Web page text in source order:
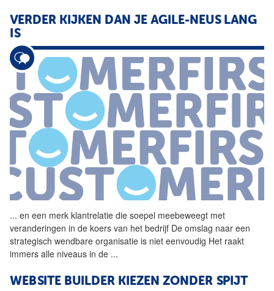
VERDER KIJKEN DAN JE AGILE-NEUS LANG
IS
... en een merk klantrelatie die soepel meebeweegt met
veranderingen in de koers van het bedrijf De omslag naar een
strategisch wendbare organisatie is niet eenvoudig Het raakt
immers alle niveaus in de ...
WEBSITE BUILDER KIEZEN ZONDER SPIJT